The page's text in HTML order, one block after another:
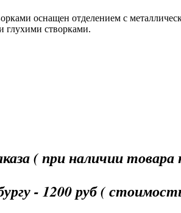
оснащен отделением с
глухими створками.
( при наличии товара
- 1200 руб (